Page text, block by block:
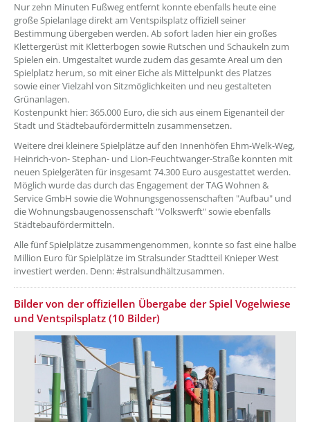
Nur zehn Minuten Fußweg entfernt konnte ebenfalls heute eine
große Spielanlage direkt am Ventspilsplatz offiziell seiner
Bestimmung übergeben werden. Ab sofort laden hier ein großes
Klettergerüst mit Kletterbogen sowie Rutschen und Schaukeln zum
Spielen ein. Umgestaltet wurde zudem das gesamte Areal um den
Spielplatz herum, so mit einer Eiche als Mittelpunkt des Platzes
sowie einer Vielzahl von Sitzmöglichkeiten und neu gestalteten
Grünanlagen.
Kostenpunkt hier: 365.000 Euro, die sich aus einem Eigenanteil der
Stadt und Städtebaufördermitteln zusammensetzen.
Weitere drei kleinere Spielplätze auf den Innenhöfen Ehm-Welk-Weg,
Heinrich-von- Stephan- und Lion-Feuchtwanger-Straße konnten mit
neuen Spielgeräten für insgesamt 74.300 Euro ausgestattet werden.
Möglich wurde das durch das Engagement der TAG Wohnen &
Service GmbH sowie die Wohnungsgenossenschaften "Aufbau" und
die Wohnungsbaugenossenschaft "Volkswerft" sowie ebenfalls
Städtebaufördermitteln.
Alle fünf Spielplätze zusammengenommen, konnte so fast eine halbe
Million Euro für Spielplätze im Stralsunder Stadtteil Knieper West
investiert werden. Denn: #stralsundhältzusammen.
Bilder von der offiziellen Übergabe der Spiel Vogelwiese
und Ventspilsplatz (10 Bilder)